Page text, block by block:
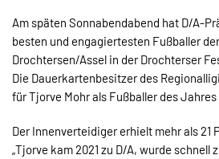
Am späten Sonnabendabend hat D/A-
besten und engagiertesten Fußballer
Drochtersen/Assel in der Drochterser
Die Dauerkartenbesitzer des
für Tjorve Mohr als Fußballer des
Der Innenverteidiger erhielt mehr als 21
„Tjorve kam 2021 zu D/A, wurde schnell